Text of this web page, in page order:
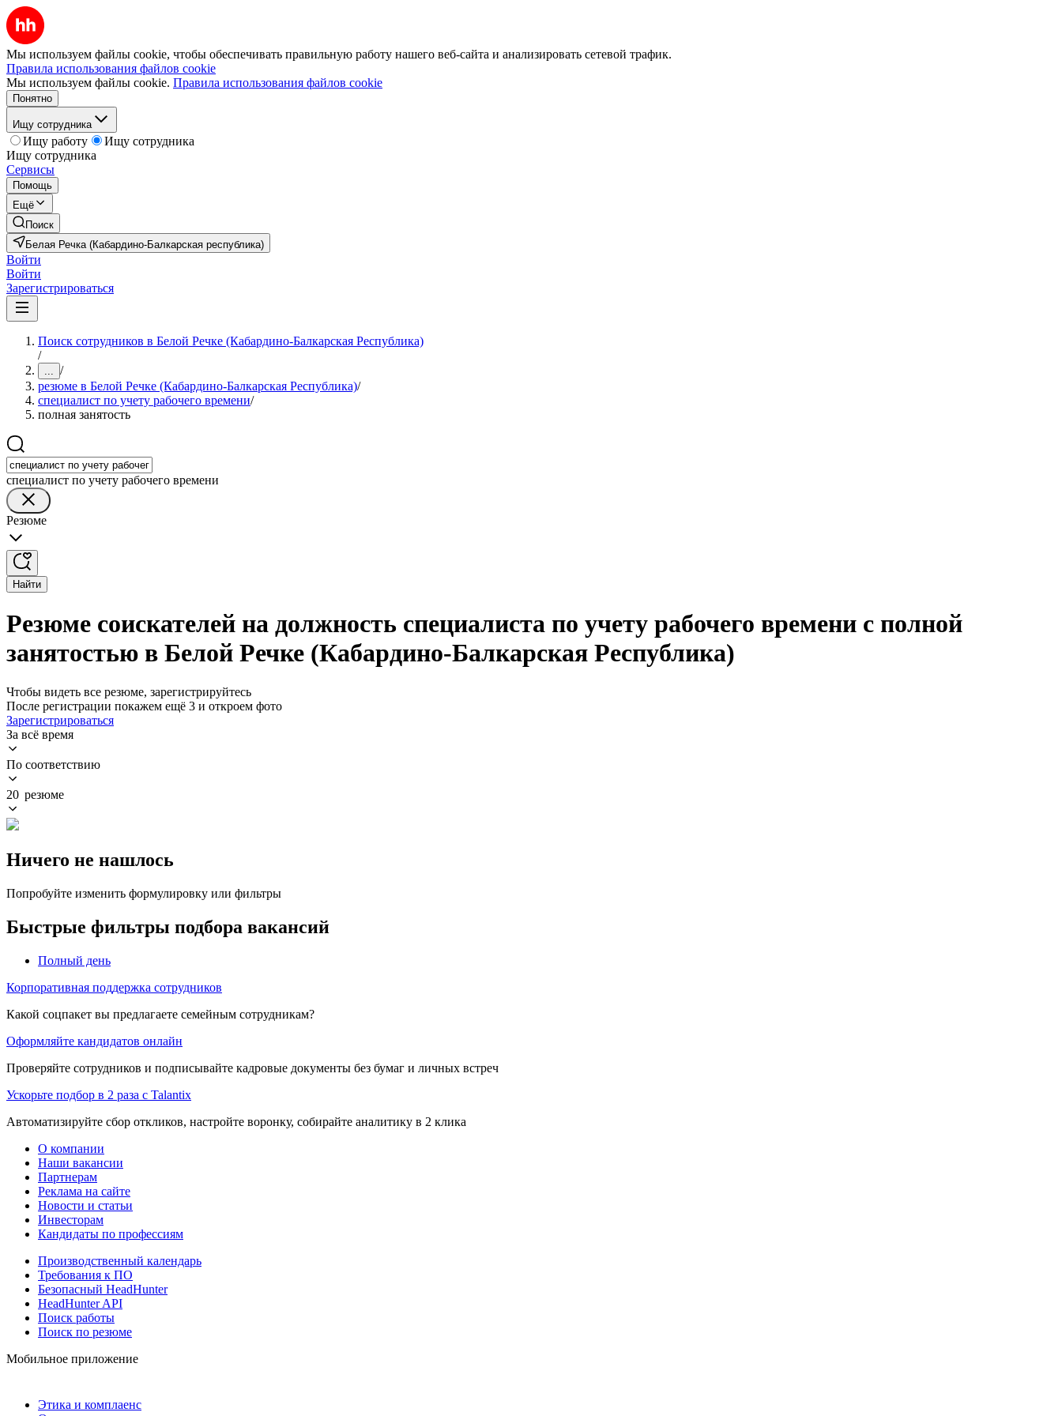
Мы используем файлы cookie, чтобы обеспечивать правильную работу нашего веб-сайта и анализировать сетевой трафик.
Правила использования файлов cookie
Мы используем файлы cookie. Правила использования файлов cookie
Понятно
Ищу сотрудника
Ищу работу
Ищу сотрудника
Ищу сотрудника
Сервисы
Помощь
Ещё
Поиск
Белая Речка (Кабардино-Балкарская республика)
Войти
Войти
Зарегистрироваться
Поиск сотрудников в Белой Речке (Кабардино-Балкарская Республика)
/
... /
резюме в Белой Речке (Кабардино-Балкарская Республика)/
специалист по учету рабочего времени/
полная занятость
специалист по учету рабочего времени
Резюме
Найти
Резюме соискателей на должность специалиста по учету рабочего времени с полной
занятостью в Белой Речке (Кабардино-Балкарская Республика)
Чтобы видеть все резюме, зарегистрируйтесь
После регистрации покажем ещё 3 и откроем фото
Зарегистрироваться
За всё время
По соответствию
20 резюме
Ничего не нашлось
Попробуйте изменить формулировку или фильтры
Быстрые фильтры подбора вакансий
Полный день
Корпоративная поддержка сотрудников
Какой соцпакет вы предлагаете семейным сотрудникам?
Оформляйте кандидатов онлайн
Проверяйте сотрудников и подписывайте кадровые документы без бумаг и личных встреч
Ускорьте подбор в 2 раза с Talantix
Автоматизируйте сбор откликов, настройте воронку, собирайте аналитику в 2 клика
О компании
Наши вакансии
Партнерам
Реклама на сайте
Новости и статьи
Инвесторам
Кандидаты по профессиям
Производственный календарь
Требования к ПО
Безопасный HeadHunter
HeadHunter API
Поиск работы
Поиск по резюме
Мобильное приложение
Этика и комплаенс